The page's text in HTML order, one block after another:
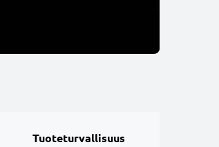
Tuoteturvallisuus